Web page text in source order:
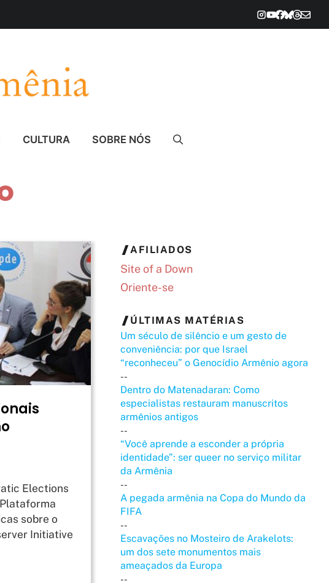
CULTURA SOBRE NÓS
Elections
sobre o
Initiative
AFILIADOS
Site of a Down
Oriente-se
ÚLTIMAS MATÉRIAS
Um século de silêncio e um gesto de
conveniência: por que Israel
“reconheceu” o Genocídio Armênio agora
--
Dentro do Matenadaran: Como
especialistas restauram manuscritos
armênios antigos
--
“Você aprende a esconder a própria
identidade”: ser queer no serviço militar
da Armênia
--
A pegada armênia na Copa do Mundo da
FIFA
--
Escavações no Mosteiro de Arakelots:
um dos sete monumentos mais
ameaçados da Europa
--